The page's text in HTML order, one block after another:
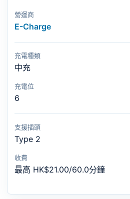
營運商
E-Charge
充電種類
中充
充電位
6
支援插頭
Type 2
收費
最高 HK$21.00/60.0分鐘